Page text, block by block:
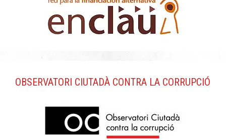
OBSERVATORI CIUTADÀ CONTRA LA CORRUPCIÓ